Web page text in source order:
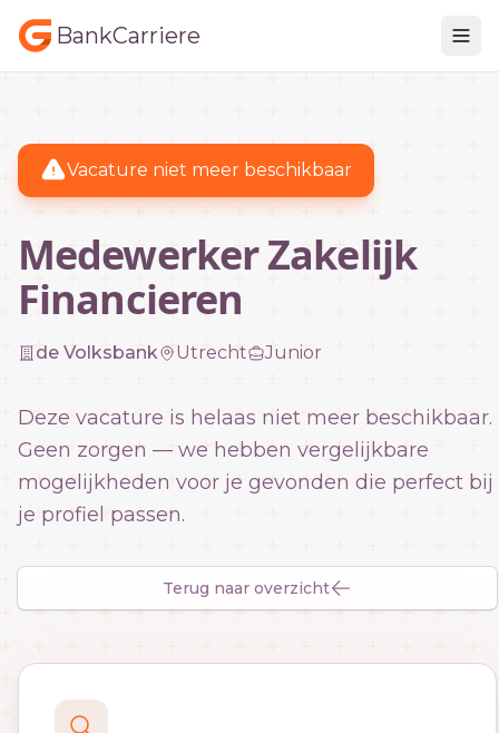
BankCarriere
Vacature niet meer beschikbaar
Medewerker Zakelijk
Financieren
de Volksbank Utrecht Junior
Deze vacature is helaas niet meer beschikbaar.
Geen zorgen — we hebben vergelijkbare
mogelijkheden voor je gevonden die perfect bij
je profiel passen.
Terug naar overzicht